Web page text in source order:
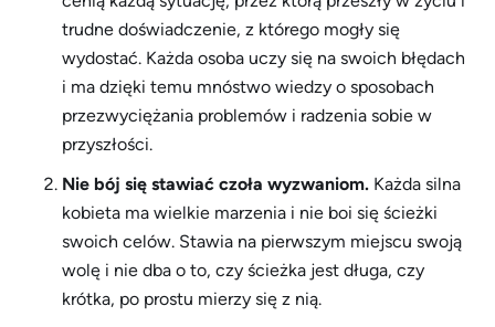
trudne doświadczenie, z którego mogły się
wydostać. Każda osoba uczy się na swoich błędach
i ma dzięki temu mnóstwo wiedzy o sposobach
przezwyciężania problemów i radzenia sobie w
przyszłości.
Nie bój się stawiać czoła wyzwaniom. Każda silna
kobieta ma wielkie marzenia i nie boi się ścieżki
swoich celów. Stawia na pierwszym miejscu swoją
wolę i nie dba o to, czy ścieżka jest długa, czy
krótka, po prostu mierzy się z nią.